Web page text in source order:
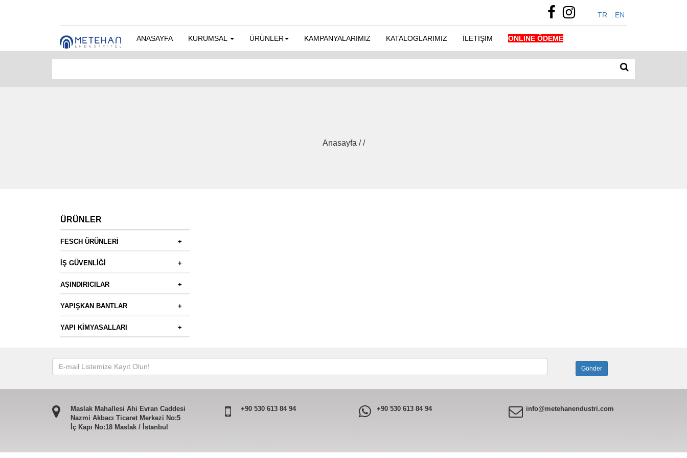
TR EN
ANASAYFA KURUMSAL ÜRÜNLER KAMPANYALARIMIZ KATALOGLARIMIZ İLETİŞİM ONLINE ÖDEME
Anasayfa / /
ÜRÜNLER
+
FESCH ÜRÜNLERİ
+
İŞ GÜVENLİĞİ
+
AŞINDIRICILAR
+
YAPIŞKAN BANTLAR
+
YAPI KİMYASALLARI
Maslak Mahallesi Ahi Evran Caddesi
Nazmi Akbacı Ticaret Merkezi No:5
İç Kapı No:18 Maslak / İstanbul
+90 530 613 84 94 +90 530 613 84 94 info@metehanendustri.com